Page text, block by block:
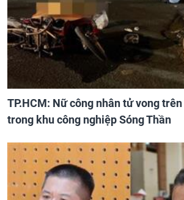
TP.HCM: Nữ công nhân tử vong
trong khu công nghiệp Sóng Thần